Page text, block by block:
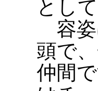
とし
容姿
頭で
仲間